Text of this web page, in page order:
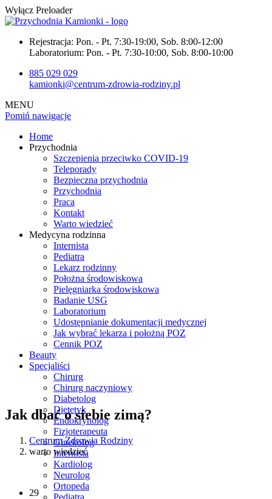
Wyłącz Preloader
Rejestracja: Pon. - Pt. 7:30-19:00, Sob. 8:00-12:00
Laboratorium: Pon. - Pt. 7:30-10:00, Sob. 8:00-10:00
885 029 029
kamionki@centrum-zdrowia-rodziny.pl
MENU
Pomiń nawigacje
Home
Przychodnia
Szczepienia przeciwko COVID-19
Teleporady
Bezpieczna przychodnia
Przychodnia
Praca
Kontakt
Warto wiedzieć
Medycyna rodzinna
Internista
Pediatra
Lekarz rodzinny
Położna środowiskowa
Pielęgniarka środowiskowa
Badanie USG
Laboratorium
Udostępnianie dokumentacji medycznej
Jak wybrać lekarza i położną POZ
Cennik POZ
Beauty
Specjaliści
Chirurg
Chirurg naczyniowy
Diabetolog
Dietetyk
Endokrynolog
Fizjoterapeuta
Ginekolog
Internista
Kardiolog
Neurolog
Ortopeda
Pediatra
Jak dbać o siebie zimą?
Centrum Zdrowia Rodziny
warto wiedzieć
29